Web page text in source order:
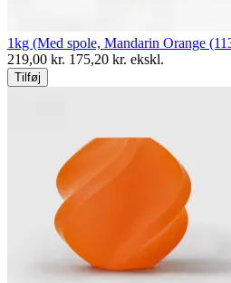
1kg (Med spole, Mandarin Orange
219,00 kr. 175,20 kr. ekskl.
Tilføj